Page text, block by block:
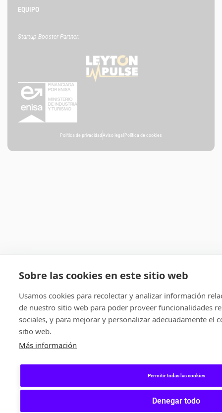
EQUIPO
Startup Booster Partner:
Política de privacidad Aviso legal Política de cookies
Sobre las cookies en este sitio web
Usamos cookies para recolectar y analizar información
de nuestro sitio web para poder proveer funcionalidades
sociales, y para mejorar y personalizar adecuadamente el
sitio web.
Más información
Permitir todas las cookies
Denegar todo